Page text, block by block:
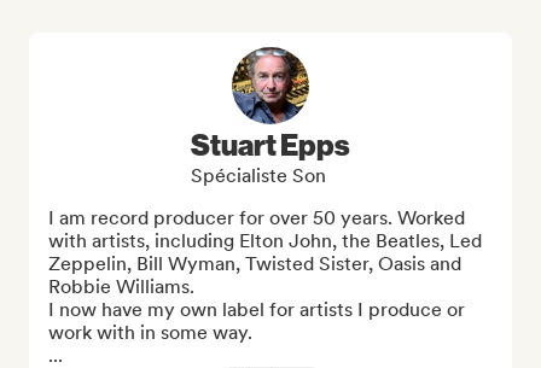
Stuart Epps
Spécialiste Son
I am record producer for over 50 years. Worked
with artists, including Elton John, the Beatles, Led
Zeppelin, Bill Wyman, Twisted Sister, Oasis and
Robbie Williams.
I now have my own label for artists I produce or
work with in some way.
...